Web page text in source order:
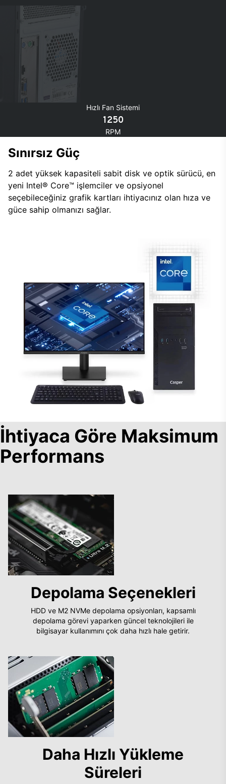
Hızlı Fan Sistemi
1250
RPM
Sınırsız Güç
2 adet yüksek kapasiteli sabit disk ve optik sürücü, en
yeni Intel® Core™ işlemciler ve opsiyonel
seçebileceğiniz grafik kartları ihtiyacınız olan hıza ve
güce sahip olmanızı sağlar.
İhtiyaca Göre Maksimum
Performans
Depolama Seçenekleri
HDD ve M2 NVMe depolama opsiyonları, kapsamlı
depolama görevi yaparken güncel teknolojileri ile
bilgisayar kullanımını çok daha hızlı hale getirir.
Daha Hızlı Yükleme
Süreleri